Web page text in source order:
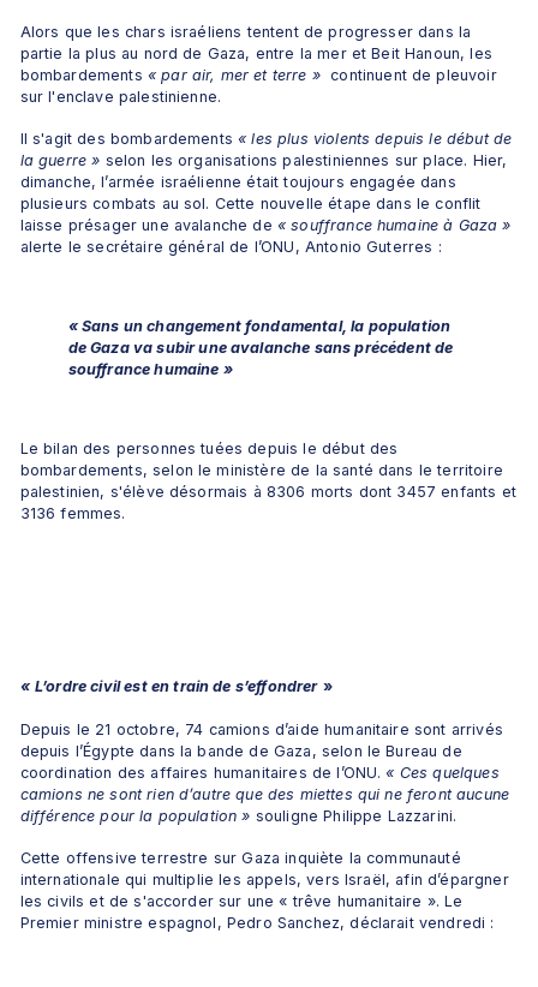
Alors que les chars israéliens tentent de progresser dans la
partie la plus au nord de Gaza, entre la mer et Beit Hanoun, les
bombardements « par air, mer et terre » continuent de pleuvoir
sur l'enclave palestinienne.
Il s'agit des bombardements « les plus violents depuis le début de
la guerre » selon les organisations palestiniennes sur place. Hier,
dimanche, l’armée israélienne était toujours engagée dans
plusieurs combats au sol. Cette nouvelle étape dans le conflit
laisse présager une avalanche de « souffrance humaine à Gaza »
alerte le secrétaire général de l’ONU, Antonio Guterres :
« Sans un changement fondamental, la population
de Gaza va subir une avalanche sans précédent de
souffrance humaine »
Le bilan des personnes tuées depuis le début des
bombardements, selon le ministère de la santé dans le territoire
palestinien, s'élève désormais à 8306 morts dont 3457 enfants et
3136 femmes.
« L’ordre civil est en train de s’effondrer »
Depuis le 21 octobre, 74 camions d’aide humanitaire sont arrivés
depuis l’Égypte dans la bande de Gaza, selon le Bureau de
coordination des affaires humanitaires de l’ONU. « Ces quelques
camions ne sont rien d’autre que des miettes qui ne feront aucune
différence pour la population » souligne Philippe Lazzarini.
Cette offensive terrestre sur Gaza inquiète la communauté
internationale qui multiplie les appels, vers Israël, afin d’épargner
les civils et de s'accorder sur une « trêve humanitaire ». Le
Premier ministre espagnol, Pedro Sanchez, déclarait vendredi :